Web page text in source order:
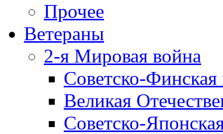
Прочее
Ветераны
2-я Мировая война
Советско-
Великая
Советско-